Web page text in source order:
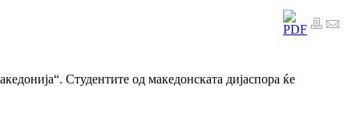
Студентите од македонската дијаспора ќе